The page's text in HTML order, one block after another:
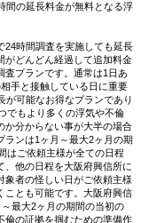
間の延長料金が無料となる浮
24時間調査を実施しても延長
がどんどん経過して追加料金
査プランです。通常は1日あ
手と接触している日に重要
が可能なお得なプランであり
でもより多くの浮気や不倫
か分からない事が大半の場合
ランは1ヶ月～最大2ヶ月の期
はご依頼主様が全ての日程
、他の日程を大阪府興信所に
象者の怪しい日がご依頼主様
ことも可能です。大阪府興信
最大2ヶ月の期間の当初の
倫の証拠を掴むための準備作